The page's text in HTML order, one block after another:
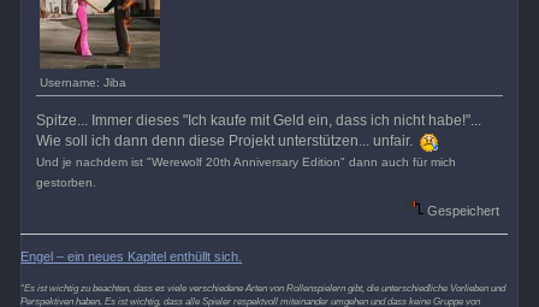
Username: Jiba
Spitze... Immer dieses "Ich kaufe mit Geld ein, dass ich nicht habe!"...
Wie soll ich dann denn diese Projekt unterstützen... unfair.
Und je nachdem ist "Werewolf 20th Anniversary Edition" dann auch für mich
gestorben.
Gespeichert
Engel – ein neues Kapitel enthüllt sich.
“Es ist wichtig zu beachten, dass es viele verschiedene Arten von Rollenspielern gibt, die unterschiedliche Vorlieben und
Perspektiven haben. Es ist wichtig, dass alle Spieler respektvoll miteinander umgehen und dass keine Gruppe von